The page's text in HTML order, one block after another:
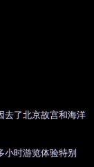
了北京故宫和海洋
小时游览体验特别